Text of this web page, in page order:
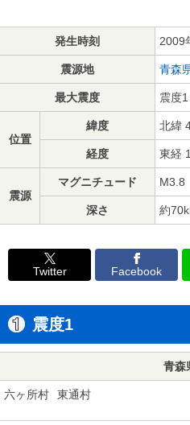
発生時刻 2009
震源地 青森
最大震度 震度1
位置
緯度 北緯
経度 東経
震源
マグニチュード M3.8
深さ 約
Twitter Facebook
震度1
青森
六ヶ所村 東通村